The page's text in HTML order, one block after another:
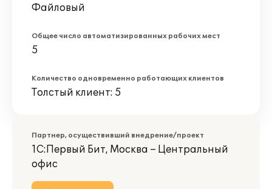
Файловый
Общее число автоматизированных рабочих мест
5
Количество одновременно работающих клиентов
Толстый клиент: 5
Партнер, осуществивший внедрение/проект
1С:Первый Бит, Москва – Центральный
офис